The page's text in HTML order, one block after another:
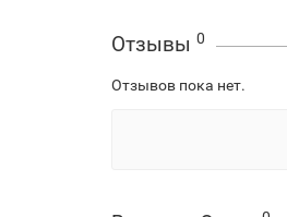
Отзывы 0
Отзывов пока нет.